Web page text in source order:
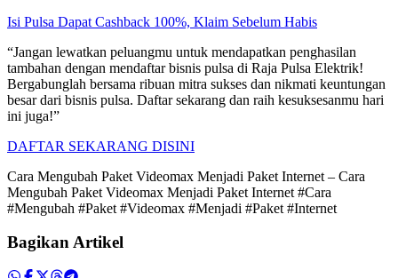
Isi Pulsa Dapat Cashback 100%, Klaim Sebelum Habis
“Jangan lewatkan peluangmu untuk mendapatkan penghasilan
tambahan dengan mendaftar bisnis pulsa di Raja Pulsa Elektrik!
Bergabunglah bersama ribuan mitra sukses dan nikmati keuntungan
besar dari bisnis pulsa. Daftar sekarang dan raih kesuksesanmu hari
ini juga!”
DAFTAR SEKARANG DISINI
Cara Mengubah Paket Videomax Menjadi Paket Internet – Cara
Mengubah Paket Videomax Menjadi Paket Internet #Cara
#Mengubah #Paket #Videomax #Menjadi #Paket #Internet
Bagikan Artikel